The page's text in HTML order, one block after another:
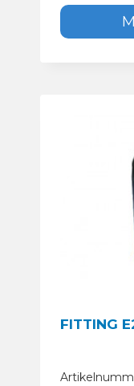
FITTING